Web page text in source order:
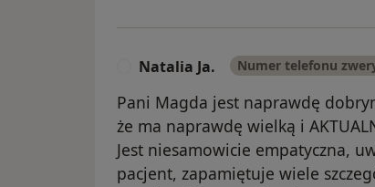
Natalia Ja. Numer telefonu
Pani Magda jest naprawdę
że ma naprawdę wielką i
Jest niesamowicie empatyczna,
pacjent, zapamiętuje wiele